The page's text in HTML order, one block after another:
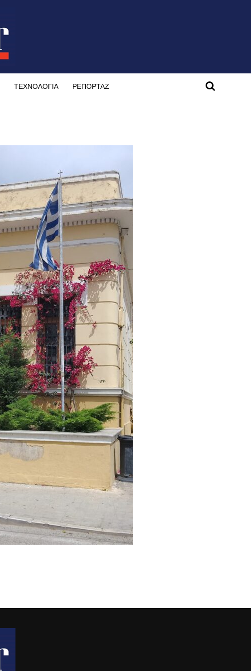
ΤΕΧΝΟΛΟΓΙΑ ΡΕΠΟΡΤΑΖ